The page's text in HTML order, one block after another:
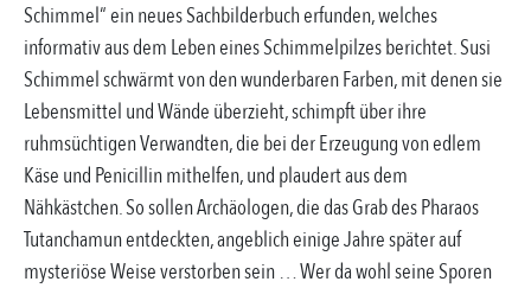
Schimmel“ ein neues Sachbilderbuch erfunden, welches
informativ aus dem Leben eines Schimmelpilzes berichtet. Susi
Schimmel schwärmt von den wunderbaren Farben, mit denen sie
Lebensmittel und Wände überzieht, schimpft über ihre
ruhmsüchtigen Verwandten, die bei der Erzeugung von edlem
Käse und Penicillin mithelfen, und plaudert aus dem
Nähkästchen. So sollen Archäologen, die das Grab des Pharaos
Tutanchamun entdeckten, angeblich einige Jahre später auf
mysteriöse Weise verstorben sein … Wer da wohl seine Sporen